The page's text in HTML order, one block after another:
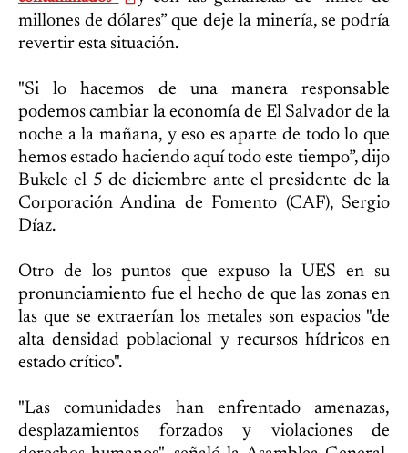
millones de dólares” que deje la minería, se podría
revertir esta situación.
"Si lo hacemos de una manera responsable
podemos cambiar la economía de El Salvador de la
noche a la mañana, y eso es aparte de todo lo que
hemos estado haciendo aquí todo este tiempo”, dijo
Bukele el 5 de diciembre ante el presidente de la
Corporación Andina de Fomento (CAF), Sergio
Díaz.
Otro de los puntos que expuso la UES en su
pronunciamiento fue el hecho de que las zonas en
las que se extraerían los metales son espacios "de
alta densidad poblacional y recursos hídricos en
estado crítico".
"Las comunidades han enfrentado amenazas,
desplazamientos forzados y violaciones de